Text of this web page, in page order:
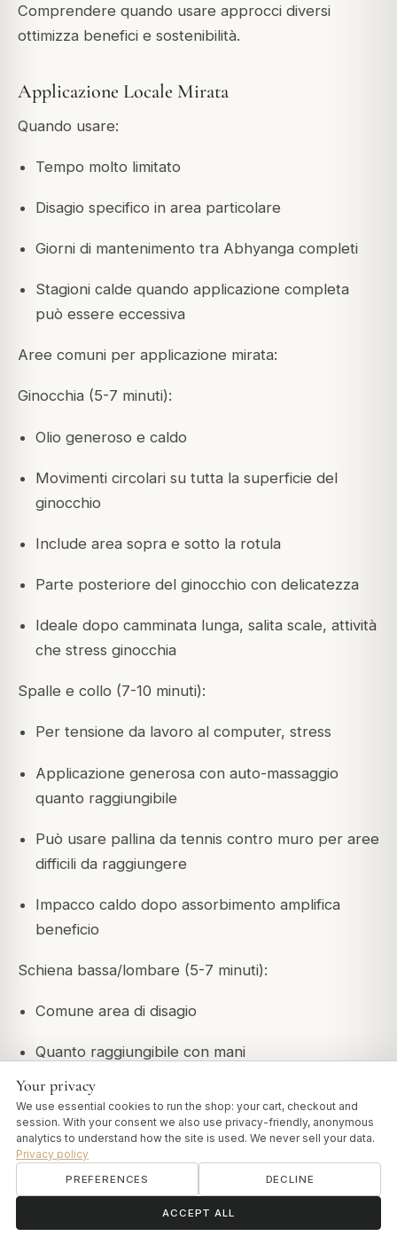
Comprendere quando usare approcci diversi
ottimizza benefici e sostenibilità.
Applicazione Locale Mirata
Quando usare:
Tempo molto limitato
Disagio specifico in area particolare
Giorni di mantenimento tra Abhyanga completi
Stagioni calde quando applicazione completa
può essere eccessiva
Aree comuni per applicazione mirata:
Ginocchia (5-7 minuti):
Olio generoso e caldo
Movimenti circolari su tutta la superficie del
ginocchio
Include area sopra e sotto la rotula
Parte posteriore del ginocchio con delicatezza
Ideale dopo camminata lunga, salita scale, attività
che stress ginocchia
Spalle e collo (7-10 minuti):
Per tensione da lavoro al computer, stress
Applicazione generosa con auto-massaggio
quanto raggiungibile
Può usare pallina da tennis contro muro per aree
difficili da raggiungere
Impacco caldo dopo assorbimento amplifica
beneficio
Schiena bassa/lombare (5-7 minuti):
Comune area di disagio
Quanto raggiungibile con mani
Movimenti circolari fermi
Sdraiarsi dopo applicazione con cuscino sotto
ginocchia per assorbimento ottimale
Mani e polsi (5 minuti):
Your privacy
We use essential cookies to run the shop: your cart, checkout and
session. With your consent we also use privacy-friendly, anonymous
analytics to understand how the site is used. We never sell your data.
Privacy policy
PREFERENCES DECLINE
ACCEPT ALL